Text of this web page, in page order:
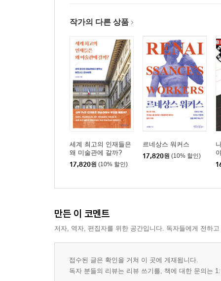
작가의 다른 상품
세계 최고의 인재들은
왜 미술관에 갈까?
17,820원 (10% 할인)
르네상스 워커스
17,820원 (10% 할인)
만든 이 코멘트
저자, 역자, 편집자를 위한 공간입니다. 독자들에게 전하
접수된 글은 확인을 거쳐 이 곳에 게재됩니다.
독자 분들의 리뷰는 리뷰 쓰기를, 책에 대한 문의는